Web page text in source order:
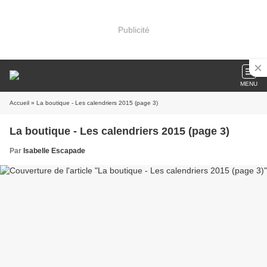
Publicité
MENU
Accueil » La boutique - Les calendriers 2015 (page 3)
La boutique - Les calendriers 2015 (page 3)
Par Isabelle Escapade